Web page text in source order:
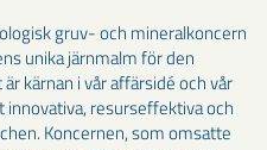
gruv- och mineralkoncern
unika järnmalm för den
kärnan i vår affärsidé och vår
resurseffektiva och
Koncernen, som omsatte